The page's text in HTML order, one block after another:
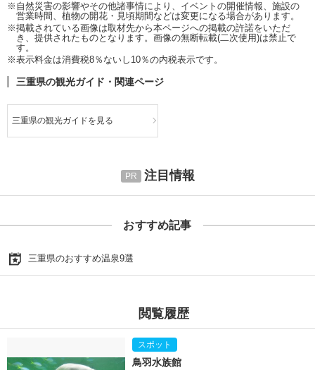
※自然災害の影響やその他諸事情により、イベントの開催情報、施設の
営業時間、植物の開花・見頃期間などは変更になる場合があります。
※掲載されている画像は取材先から本ページへの掲載の許諾をいただ
き、提供されたものとなります。画像の無断転載(二次使用)は禁止で
す。
※表示料金は消費税8％ないし10％の内税表示です。
三重県の観光ガイド・関連ページ
三重県の観光ガイドを見る
注目情報
おすすめ記事
三重県のおすすめ温泉9選
閲覧履歴
鳥羽水族館